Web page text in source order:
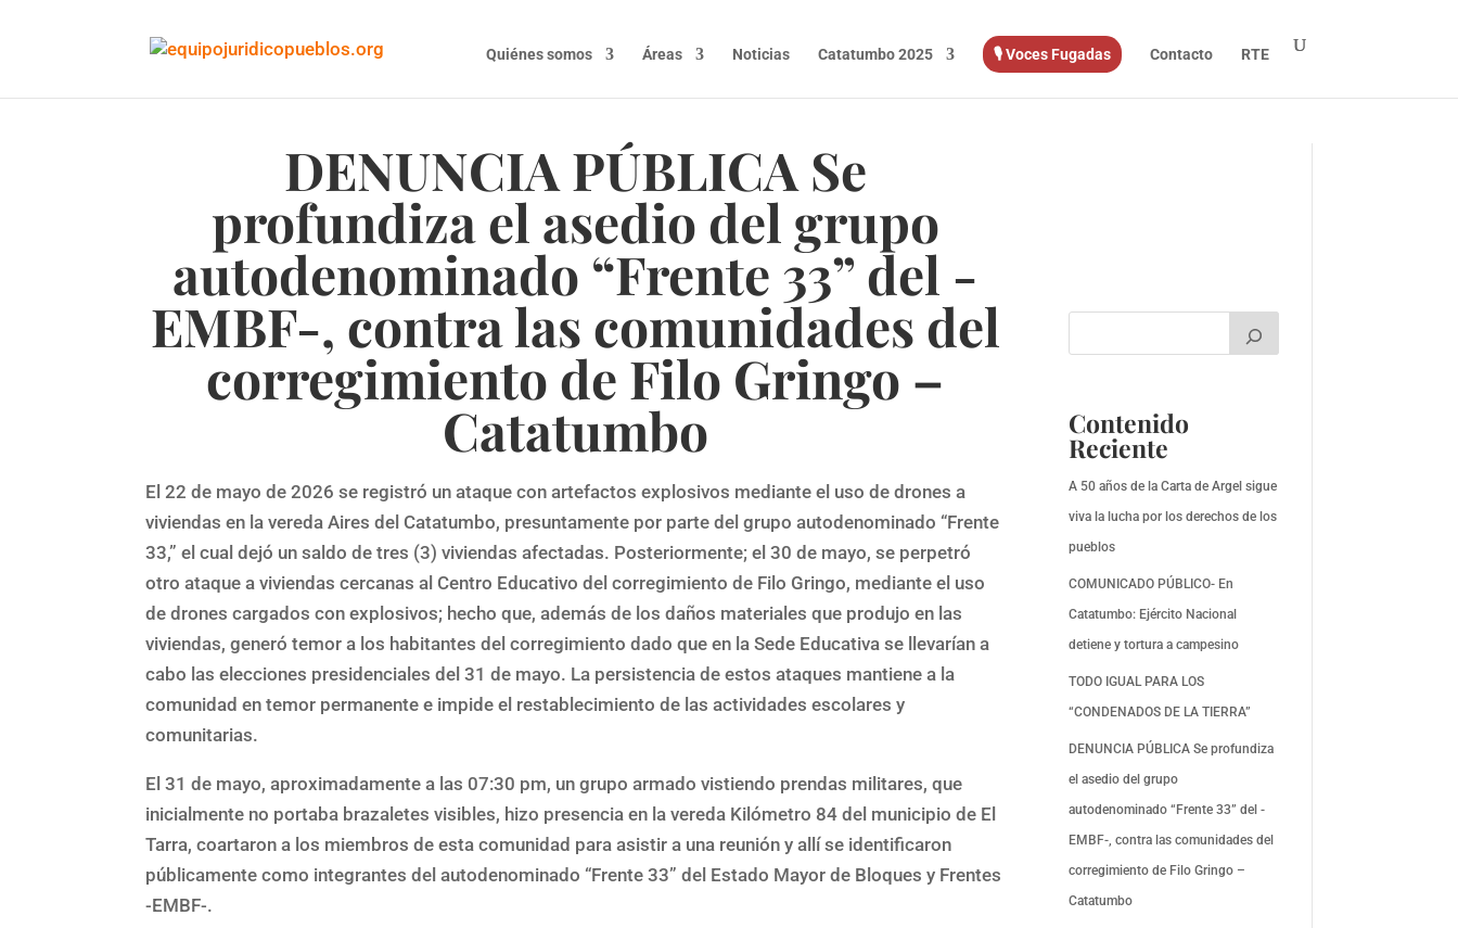
Quiénes somos Áreas Noticias Catatumbo 2025 🎙️ Voces Fugadas Contacto RTE
DENUNCIA PÚBLICA Se
profundiza el asedio del grupo
autodenominado “Frente 33” del -
EMBF-, contra las comunidades del
corregimiento de Filo Gringo –
Catatumbo
El 22 de mayo de 2026 se registró un ataque con artefactos explosivos mediante el uso de drones a
viviendas en la vereda Aires del Catatumbo, presuntamente por parte del grupo autodenominado “Frente
33,” el cual dejó un saldo de tres (3) viviendas afectadas. Posteriormente; el 30 de mayo, se perpetró
otro ataque a viviendas cercanas al Centro Educativo del corregimiento de Filo Gringo, mediante el uso
de drones cargados con explosivos; hecho que, además de los daños materiales que produjo en las
viviendas, generó temor a los habitantes del corregimiento dado que en la Sede Educativa se llevarían a
cabo las elecciones presidenciales del 31 de mayo. La persistencia de estos ataques mantiene a la
comunidad en temor permanente e impide el restablecimiento de las actividades escolares y
comunitarias.
El 31 de mayo, aproximadamente a las 07:30 pm, un grupo armado vistiendo prendas militares, que
inicialmente no portaba brazaletes visibles, hizo presencia en la vereda Kilómetro 84 del municipio de El
Tarra, coartaron a los miembros de esta comunidad para asistir a una reunión y allí se identificaron
públicamente como integrantes del autodenominado “Frente 33” del Estado Mayor de Bloques y Frentes
-EMBF-.
Contenido
Reciente
A 50 años de la Carta de Argel sigue
viva la lucha por los derechos de los
pueblos
COMUNICADO PÚBLICO- En
Catatumbo: Ejército Nacional
detiene y tortura a campesino
TODO IGUAL PARA LOS
“CONDENADOS DE LA TIERRA”
DENUNCIA PÚBLICA Se profundiza
el asedio del grupo
autodenominado “Frente 33” del -
EMBF-, contra las comunidades del
corregimiento de Filo Gringo –
Catatumbo